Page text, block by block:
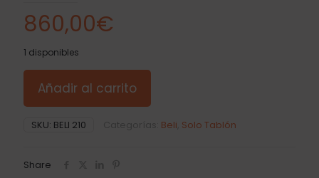
860,00€
1 disponibles
Añadir al carrito
SKU: BELI 210 Beli Solo Tablón
Share